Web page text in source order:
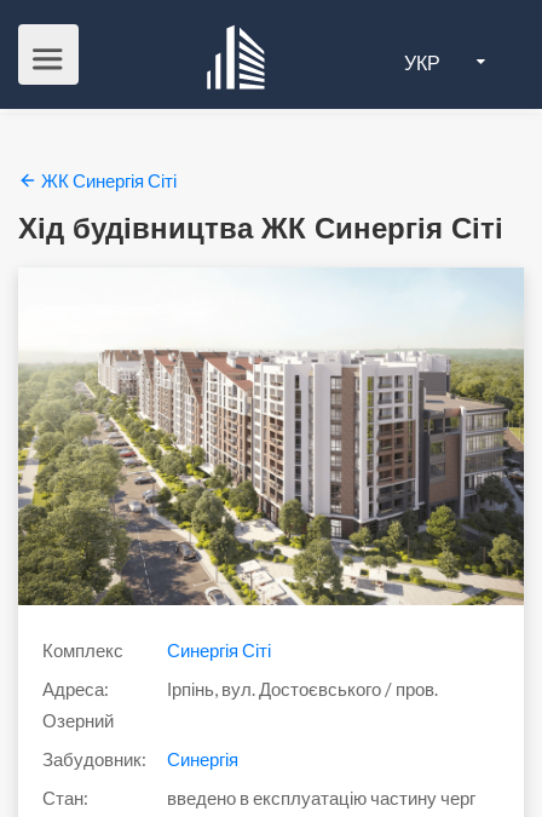
УКР
ЖК Синергія Сіті
Хід будівництва ЖК Синергія Сіті
Комплекс
Синергія Сіті
Адреса:
Ірпінь, вул. Достоєвського / пров.
Озерний
Забудовник:
Синергія
Стан:
введено в експлуатацію частину черг